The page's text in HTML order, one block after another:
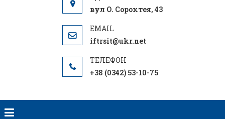
вул О. Сорохтея, 43
iftrsit@ukr.net
+38 (0342) 53-10-75